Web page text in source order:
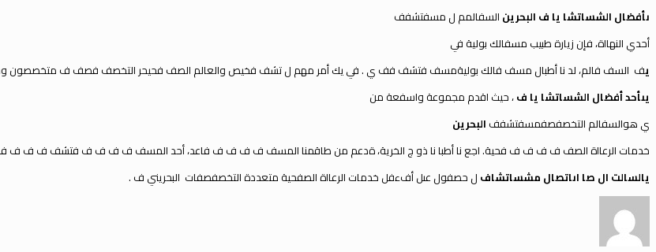
ىأفضال الشساتشا يا ف البحرين السفالمم ل مسفتشفف
أحدي النهااة، فإن زيارة طبيب مسفالك بولية في
يف السف فالم، لد نا أطبال مسف فالك بوليةمسف فتشف فف ي .فييك أمر مهم ل تشف فخيص والعالم الصف فحيحر التخصف فصف ف متخصصون
يىأحد أفضال الشساتشا يا ف، حيث اقدم مجموعة واسفعة من
ي هوالسفالم التخصفصفمسفتشفف البحرين
خدمات الرعااة الصف ف ف ف ف فحية. اجع نا أطبا نا ذو ج الخرية، ةدعم من طاقمنا المسف ف ف ف ف فاعد، أحد المسف ف ف ف ف فتشف ف ف ف
يالسالت ال صا اىاتصال مشساتشاف ل حصفول عىل أفءفل خدمات الرعااة الصفحية متعددة التخصفصفات البحرين ف .